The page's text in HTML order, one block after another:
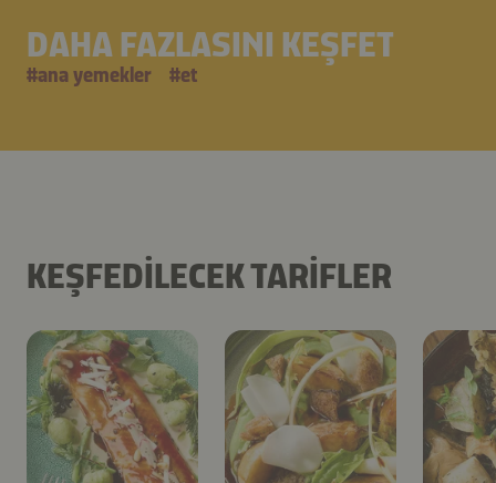
DAHA FAZLASINI KEŞFET
#ana yemekler #et
KEŞFEDILECEK TARIFLER